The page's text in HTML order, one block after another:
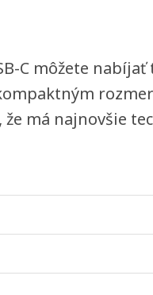
C môžete
že má najnovšie